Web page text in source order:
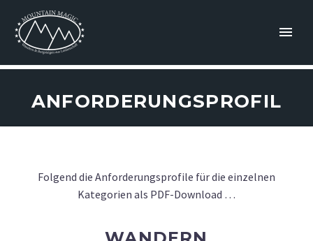
ANFORDERUNGSPROFIL
Folgend die Anforderungsprofile für die einzelnen
Kategorien als PDF-Download …